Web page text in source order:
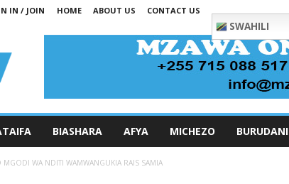
IN / JOIN HOME ABOUT US CONTACT US
SWAHILI
BIASHARA AFYA MICHEZO BURUDANI
MGODI WA NDITI WAMWANGUKIA RAIS SAMIA